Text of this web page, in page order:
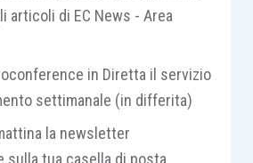
mancanza di tangibilità
la loro utilità in un solo
ad accogliere le “
altre
immateriali
, voce nella quale,
fornita dall’
articoli di EC News - Area
in Diretta il servizio
settimanale (in differita)
la newsletter
sulla tua casella di posta